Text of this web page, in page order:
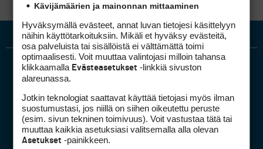
Golfpiste mediakortti
Mediahinnasto
Kävijämäärien ja mainonnan mittaaminen
Hyväksymällä evästeet, annat luvan tietojesi käsittelyyn
näihin käyttötarkoituksiin. Mikäli et hyväksy evästeitä,
osa palveluista tai sisällöistä ei välttämättä toimi
optimaalisesti. Voit muuttaa valintojasi milloin tahansa
klikkaamalla Evästeasetukset -linkkiä sivuston
alareunassa.
Jotkin teknologiat saattavat käyttää tietojasi myös ilman
suostumustasi, jos niillä on siihen oikeutettu peruste
(esim. sivun tekninen toimivuus). Voit vastustaa tätä tai
muuttaa kaikkia asetuksiasi valitsemalla alla olevan
Asetukset -painikkeen.